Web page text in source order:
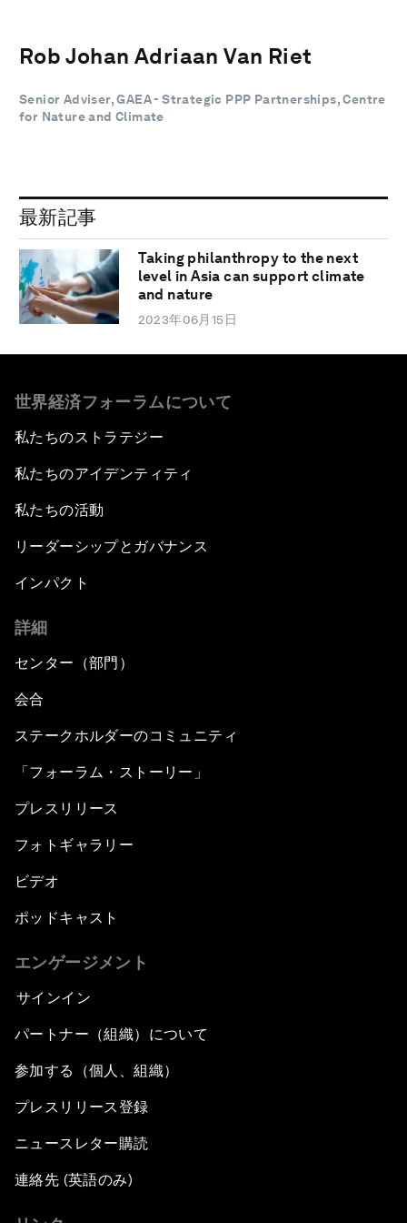
Rob Johan Adriaan Van Riet
Senior Adviser, GAEA - Strategic PPP Partnerships, Centre
for Nature and Climate
最新記事
Taking philanthropy to the next
level in Asia can support climate
and nature
2023年06月15日
世界経済フォーラムについて
私たちのストラテジー
私たちのアイデンティティ
私たちの活動
リーダーシップとガバナンス
インパクト
詳細
センター（部門）
会合
ステークホルダーのコミュニティ
「フォーラム・ストーリー」
プレスリリース
フォトギャラリー
ビデオ
ポッドキャスト
エンゲージメント
サインイン
パートナー（組織）について
参加する（個人、組織）
プレスリリース登録
ニュースレター購読
連絡先 (英語のみ)